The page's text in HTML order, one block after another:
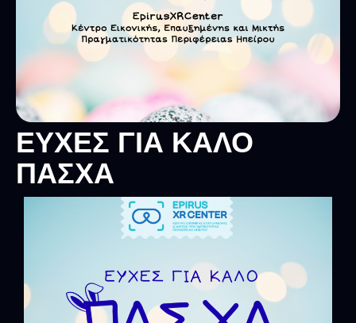
ΕΥΧΕΣ ΓΙΑ ΚΑΛΟ
ΠΑΣΧΑ